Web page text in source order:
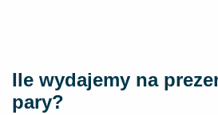
Ile wydajemy na
pary?